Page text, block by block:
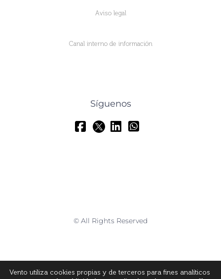
Aviso legal
Canal interno de información
Síguenos
© All Rights Reserved
Vento utiliza cookies propias y de terceros para fines analíticos